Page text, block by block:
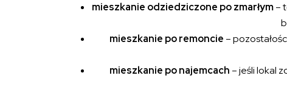
mieszkanie odziedziczone po zmarłym–
mieszkanie po remoncie –
mieszkanie po najemcach – jeśli lokal